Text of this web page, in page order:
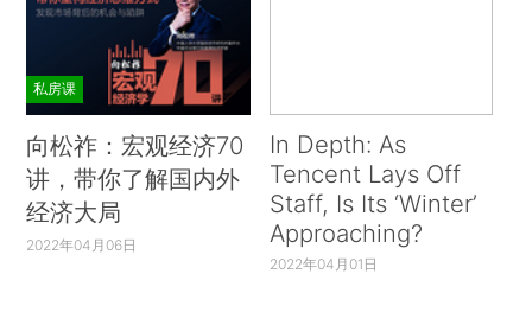
私房课
向松祚：宏观经济70
讲，带你了解国内外
经济大局
2022年04月06日
In Depth: As
Tencent Lays Off
Staff, Is Its ‘Winter’
Approaching?
2022年04月01日